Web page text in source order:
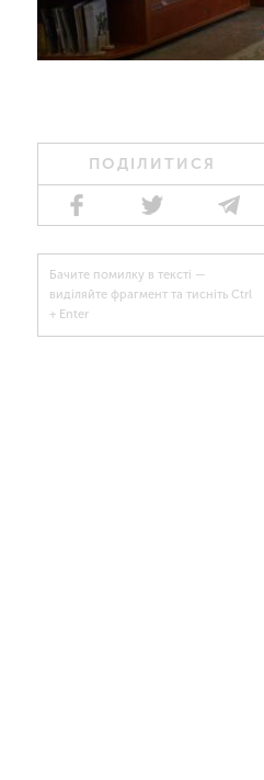
ПОДІЛИТИСЯ
Бачите помилку в тексті —
виділяйте фрагмент та тисніть Ctrl
+ Enter